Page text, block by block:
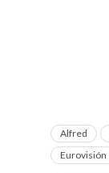
Alfred
Eurovisión